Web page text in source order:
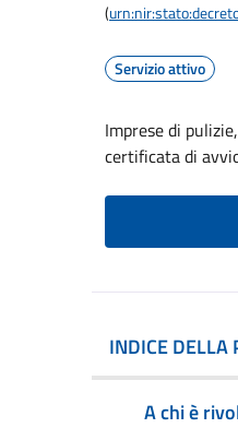
(
Servizio attivo
Imprese di
certificata di
INDICE DELLA
A chi è